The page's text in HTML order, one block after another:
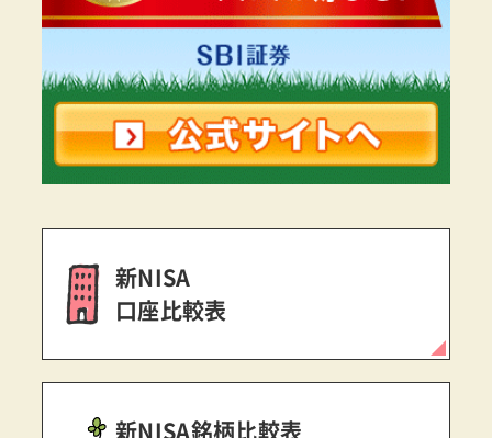
新NISA
口座比較表
新NISA銘柄比較表